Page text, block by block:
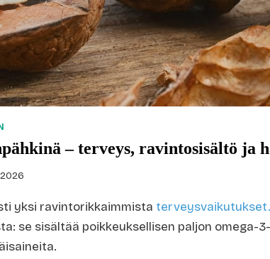
– terveys, ravintosisältö ja
yksi ravintorikkaimmista
se sisältää poikkeuksellisen paljon omega-